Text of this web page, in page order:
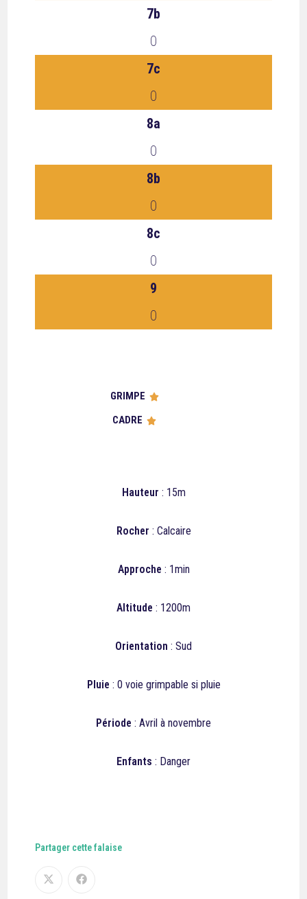
7b
0
7c
0
8a
0
8b
0
8c
0
9
0
GRIMPE 
CADRE 
Hauteur : 15m
Rocher : Calcaire
Approche : 1min
Altitude : 1200m
Orientation : Sud
Pluie : 0 voie grimpable si pluie
Période : Avril à novembre
Enfants : Danger
Partager cette falaise